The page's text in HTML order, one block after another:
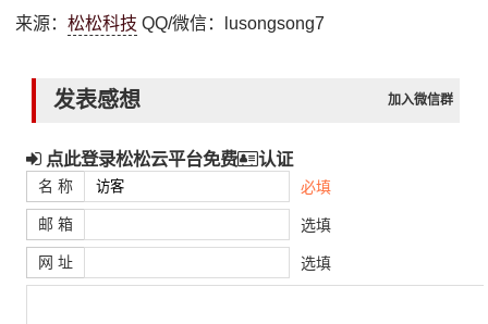
来源：松松科技 QQ/微信：lusongsong7
发表感想 加入微信群
点此登录松松云平台免费 认证
名 称 必填
邮 箱 选填
网 址 选填